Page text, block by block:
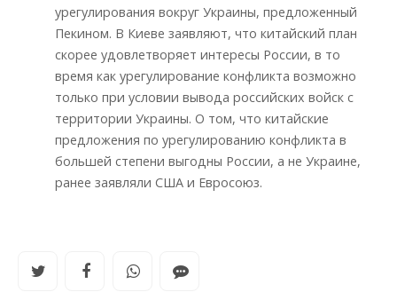
урегулирования вокруг Украины, предложенный
Пекином. В Киеве заявляют, что китайский план
скорее удовлетворяет интересы России, в то
время как урегулирование конфликта возможно
только при условии вывода российских войск с
территории Украины. О том, что китайские
предложения по урегулированию конфликта в
большей степени выгодны России, а не Украине,
ранее заявляли США и Евросоюз.